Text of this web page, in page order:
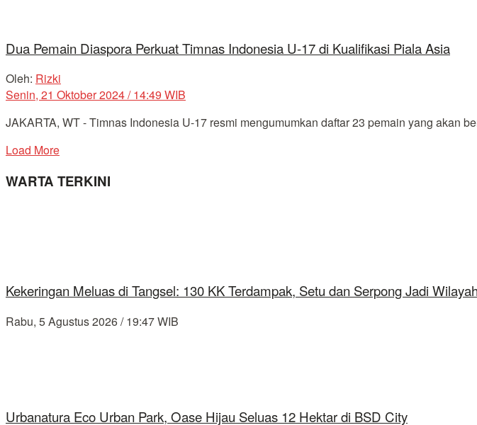
Dua Pemain Diaspora Perkuat Timnas Indonesia U-17 di Kualifikasi Piala Asia
Oleh: Rizki
Senin, 21 Oktober 2024 / 14:49 WIB
JAKARTA, WT - Timnas Indonesia U-17 resmi mengumumkan daftar 23 pemain yang akan
Load More
WARTA TERKINI
Kekeringan Meluas di Tangsel: 130 KK Terdampak, Setu dan Serpong Jadi
Rabu, 5 Agustus 2026 / 19:47 WIB
Urbanatura Eco Urban Park, Oase Hijau Seluas 12 Hektar di BSD City